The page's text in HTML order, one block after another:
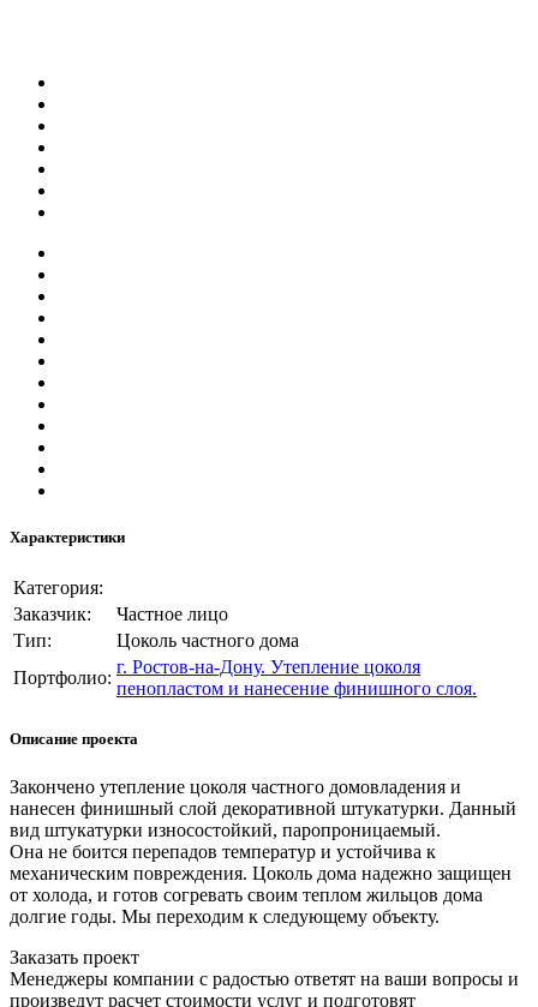
Характеристики
Категория:
Заказчик:
Частное лицо
Тип:
Цоколь частного дома
Портфолио:
г. Ростов-на-Дону. Утепление цоколя
пенопластом и нанесение финишного слоя.
Описание проекта
Закончено утепление цоколя частного домовладения и
нанесен финишный слой декоративной штукатурки. Данный
вид штукатурки износостойкий, паропроницаемый.
Она не боится перепадов температур и устойчива к
механическим повреждения. Цоколь дома надежно защищен
от холода, и готов согревать своим теплом жильцов дома
долгие годы. Мы переходим к следующему объекту.
Заказать проект
Менеджеры компании с радостью ответят на ваши вопросы и
произведут расчет стоимости услуг и подготовят